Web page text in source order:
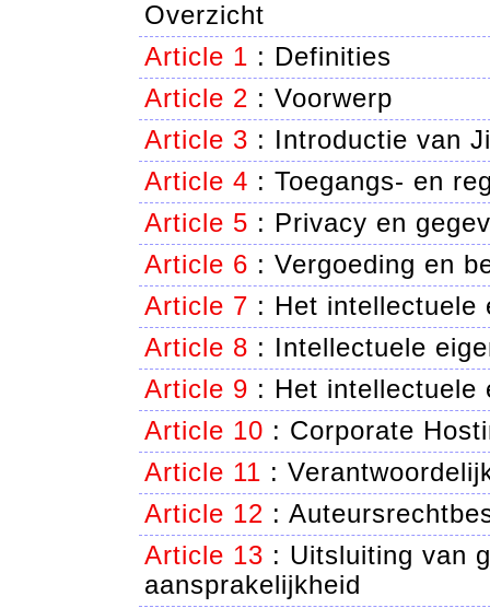
Overzicht
Article 1 : Definities
Article 2 : Voorwerp
Article 3 : Introductie van
Article 4 : Toegangs- en
Article 5 : Privacy en
Article 6 : Vergoeding en
Article 7 : Het intellectuele
Article 8 : Intellectuele
Article 9 : Het intellectuele
Article 10 : Corporate
Article 11 :
Article 12 :
Article 13 : Uitsluiting van
aansprakelijkheid